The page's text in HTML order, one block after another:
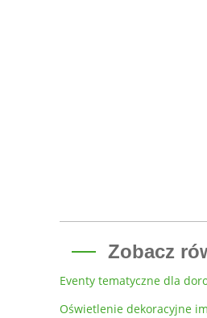
Zobacz
Eventy tematyczne dla
Oświetlenie dekoracyjne